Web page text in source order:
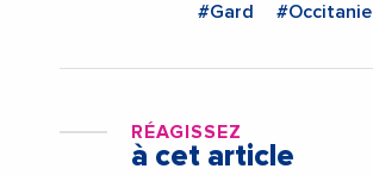
#Gard #Occitanie
RÉAGISSEZ
à cet article